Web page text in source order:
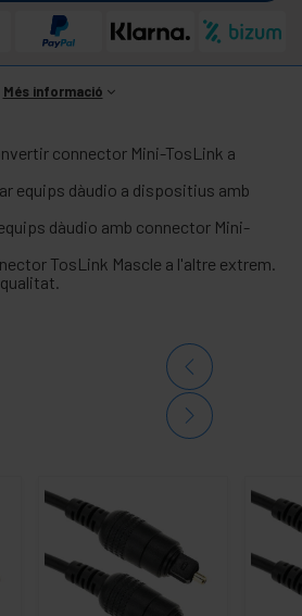
Més informació
connector Mini-TosLink a
equips dàudio a dispositius amb
dàudio amb connector Mini-
TosLink Mascle a l'altre extrem.